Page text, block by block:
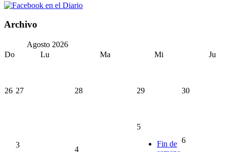
Archivo
Agosto 2026
Do
Lu Ma Mi Ju
26 27 28 29 30
3
4
5
Fin de 6